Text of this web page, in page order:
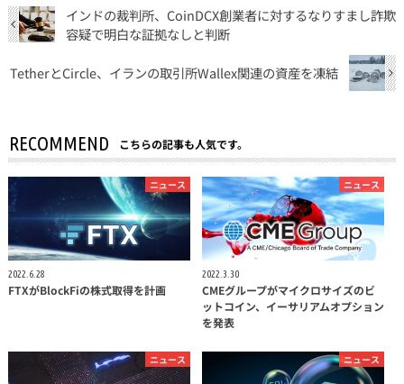
インドの裁判所、CoinDCX創業者に対するなりすまし詐欺
容疑で明白な証拠なしと判断
TetherとCircle、イランの取引所Wallex関連の資産を凍結
RECOMMEND こちらの記事も人気です。
ニュース
2022.6.28
FTXがBlockFiの株式取得を計画
ニュース
2022.3.30
CMEグループがマイクロサイズのビ
ットコイン、イーサリアムオプション
を発表
ニュース ニュース